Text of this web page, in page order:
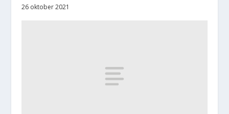
26 oktober 2021